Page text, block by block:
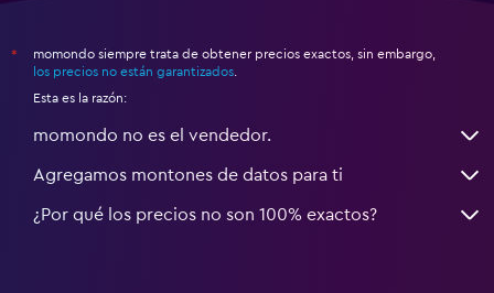
*
momondo siempre trata de obtener precios exactos, sin embargo,
los precios no están garantizados
Esta es la razón:
momondo no es el vendedor.
Agregamos montones de datos para ti
¿Por qué los precios no son 100% exactos?